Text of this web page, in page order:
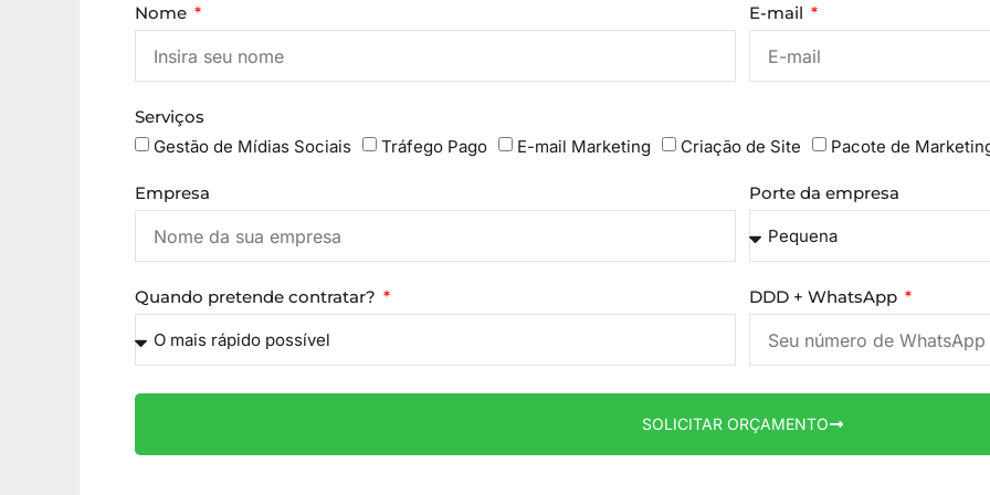
Nome E-mail
Serviços
Gestão de Mídias Sociais
Tráfego Pago E-mail Marketing Criação de Site Pacote de
Empresa Porte da empresa
Quando pretende contratar? DDD + WhatsApp
SOLICITAR ORÇAMENTO